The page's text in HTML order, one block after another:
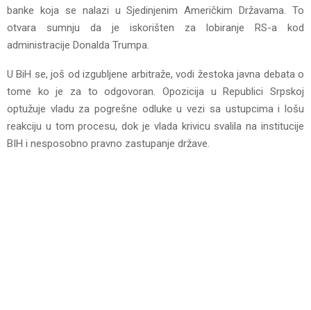
banke koja se nalazi u Sjedinjenim Američkim Državama. To
otvara sumnju da je iskorišten za lobiranje RS-a kod
administracije Donalda Trumpa.
U BiH se, još od izgubljene arbitraže, vodi žestoka javna debata o
tome ko je za to odgovoran. Opozicija u Republici Srpskoj
optužuje vladu za pogrešne odluke u vezi sa ustupcima i lošu
reakciju u tom procesu, dok je vlada krivicu svalila na institucije
BIH i nesposobno pravno zastupanje države.